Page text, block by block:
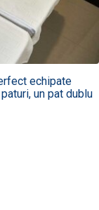
echipate
un pat dublu